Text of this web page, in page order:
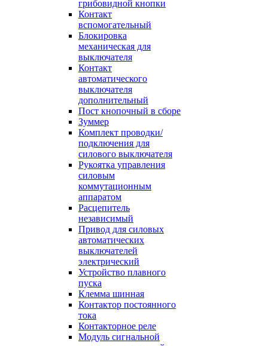
грибовидной кнопки
Контакт
вспомогательный
Блокировка
механическая для
выключателя
Контакт
автоматического
выключателя
дополнительный
Пост кнопочный в сборе
Зуммер
Комплект проводки/
подключения для
силового выключателя
Рукоятка управления
силовым
коммутационным
аппаратом
Расцепитель
независимый
Привод для силовых
автоматических
выключателей
электрический
Устройство плавного
пуска
Клемма шинная
Контактор постоянного
тока
Контакторное реле
Модуль сигнальной